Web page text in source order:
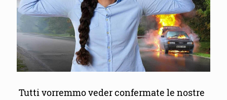
Tutti vorremmo veder confermate le nostre